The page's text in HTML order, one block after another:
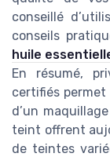
conseillé
conseils
huile
En résumé,
certifiés
d’un
teint offrent
de teintes